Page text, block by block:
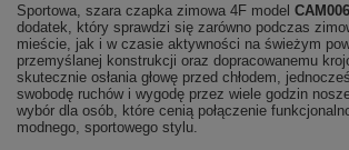
Sportowa, szara czapka zimowa 4F model CAM006
dodatek, który sprawdzi się zarówno podczas
mieście, jak i w czasie aktywności na świeżym
przemyślanej konstrukcji oraz dopracowanemu
skutecznie osłania głowę przed chłodem,
swobodę ruchów i wygodę przez wiele godzin
wybór dla osób, które cenią połączenie
modnego, sportowego stylu.